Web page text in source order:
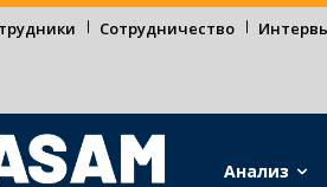
Сотрудничество
Анализ